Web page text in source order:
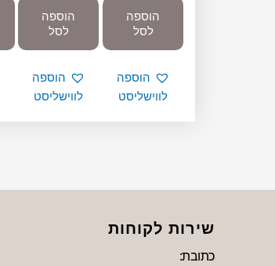
הוספה
לסל
הוספה
לווישליסט
הוספה
לסל
הוספה
לווישליסט
שירות לקוחות
כתובת: